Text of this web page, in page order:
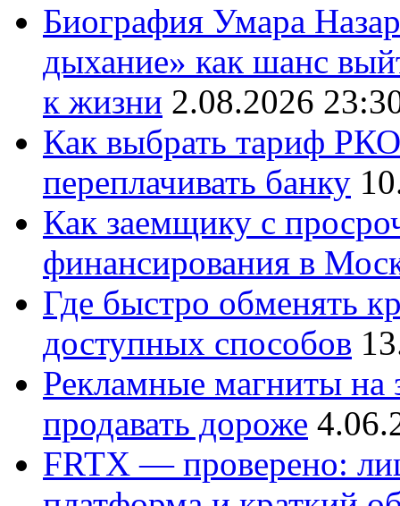
Биография Умара
дыхание» как шанс
к жизни 2.08.2026
Как выбрать тариф
переплачивать банку
Как заемщику с
финансирования в
Где быстро обменять
доступных способов
Рекламные магниты на
продавать дороже
FRTX — проверено: